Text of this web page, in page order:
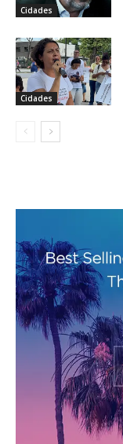
Cidades
Cidades